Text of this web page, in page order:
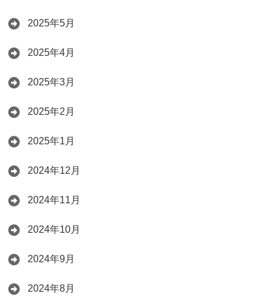
2025年5月
2025年4月
2025年3月
2025年2月
2025年1月
2024年12月
2024年11月
2024年10月
2024年9月
2024年8月